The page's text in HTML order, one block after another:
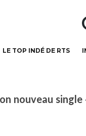
LE TOP INDÉ DE RTS
nouveau single